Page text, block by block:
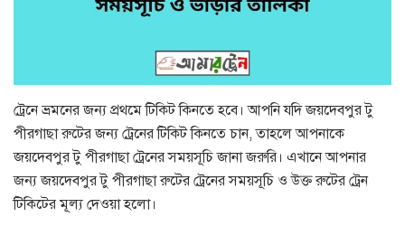
ট্রেনে ভ্রমনের জন্য প্রথমে টিকিট কিনতে হবে। আপনি যদি জয়দেবপুর টু
পীরগাছা রুটের জন্য ট্রেনের টিকিট কিনতে চান, তাহলে আপনাকে
জয়দেবপুর টু পীরগাছা ট্রেনের সময়সূচি জানা জরুরি। এখানে আপনার
জন্য জয়দেবপুর টু পীরগাছা রুটের ট্রেনের সময়সূচি ও উক্ত রুটের ট্রেন
টিকিটের মূল্য দেওয়া হলো।